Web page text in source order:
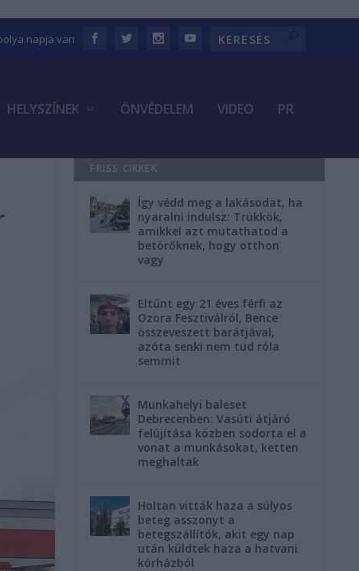
napja van
HELYSZÍNEK ÖNVÉDELEM VIDEO PR
FRISS CIKKEK
Így védd meg a lakásodat, ha
nyaralni indulsz: Trükkök,
amikkel azt mutathatod a
betörőknek, hogy otthon
vagy
Eltűnt egy 21 éves férfi az
Ozora Fesztiválról, Bence
összeveszett barátjával,
azóta senki nem tud róla
semmit
Munkahelyi baleset
Debrecenben: Vasúti átjáró
felújítása közben sodorta el a
vonat a munkásokat, ketten
meghaltak
Holtan vitták haza a súlyos
beteg asszonyt a
betegszállítók, akit egy nap
után küldtek haza a hatvani
kórházból